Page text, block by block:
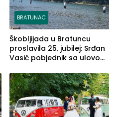
BRATUNAC
Škobljijada u Bratuncu
proslavila 25. jubilej: Srđan
Vasić pobjednik sa ulovom